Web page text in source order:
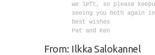
we left, so please
seeing you both again
        best wishes
        Pat and Ken
From: Ilkka Salokannel